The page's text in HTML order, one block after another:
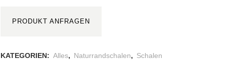
Naturrandschale
31x13cm
PRODUKT ANFRAGEN
KATEGORIEN: Alles, Naturrandschalen, Schalen